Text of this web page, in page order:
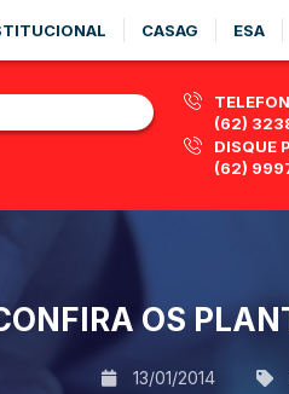
CASAG ESA
(62)
DISQUE
(62)
OS
13/01/2014